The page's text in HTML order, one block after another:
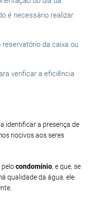
é necessário realizar
da caixa ou
verificar a eficiência
identificar a presença de
nocivos aos seres
pelocondomínio, e que, se
qualidade da água, ele